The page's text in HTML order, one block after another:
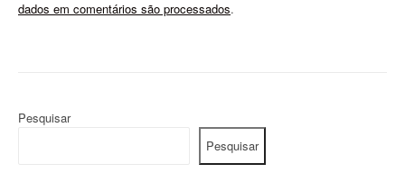
dados em comentários são processados.
Pesquisar
Pesquisar